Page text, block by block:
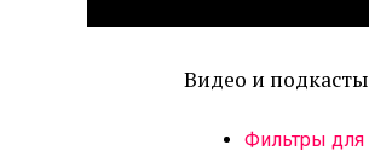
Видео и
Фильтры для